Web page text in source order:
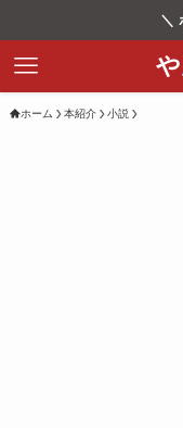
＼
ホーム 本紹介 小説